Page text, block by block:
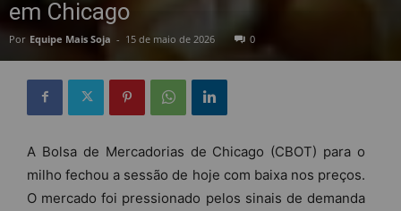
em Chicago
Por Equipe Mais Soja - 15 de maio de 2026 0
A Bolsa de Mercadorias de Chicago (CBOT) para o
milho fechou a sessão de hoje com baixa nos preços.
O mercado foi pressionado pelos sinais de demanda